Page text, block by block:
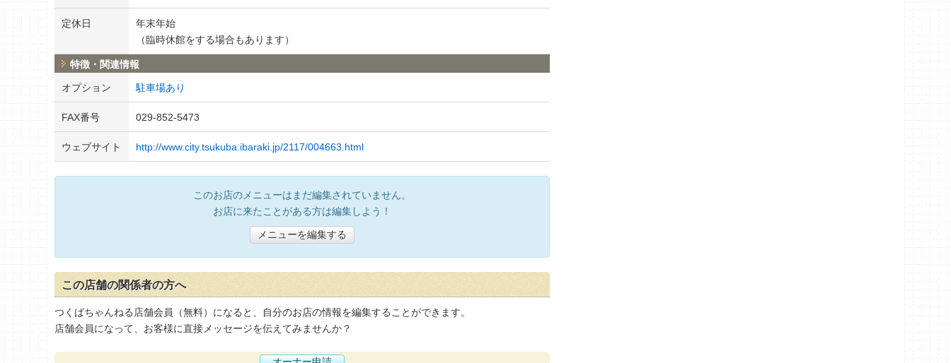
定休日
年末年始
（臨時休館をする場合もあります）
特徴・関連情報
オプション 駐車場あり
FAX番号 029-852-5473
ウェブサイト http://www.city.tsukuba.ibaraki.jp/2117/004663.html
このお店のメニューはまだ編集されていません。
お店に来たことがある方は編集しよう！
メニューを編集する
この店舗の関係者の方へ
つくばちゃんねる店舗会員（無料）になると、自分のお店の情報を編集することができます。
店舗会員になって、お客様に直接メッセージを伝えてみませんか？